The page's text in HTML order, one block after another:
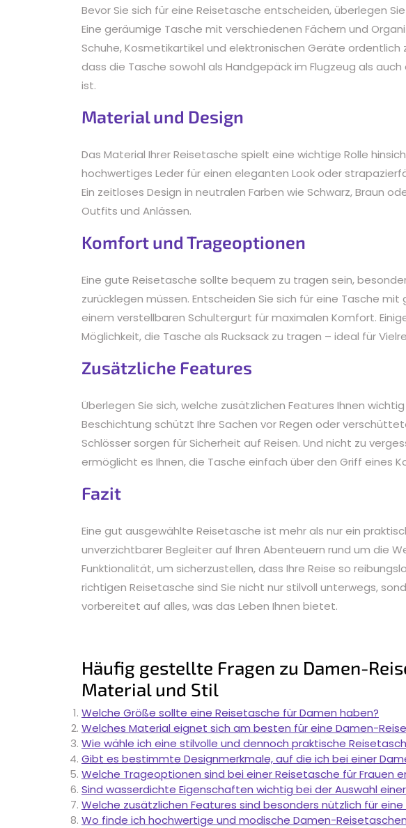
Bevor Sie sich für eine Reisetasche entscheiden, überlegen
Eine geräumige Tasche mit verschiedenen Fächern und
Schuhe, Kosmetikartikel und elektronischen Geräte ordentlich
dass die Tasche sowohl als Handgepäck im Flugzeug als
ist.
Material und Design
Das Material Ihrer Reisetasche spielt eine wichtige Rolle
hochwertiges Leder für einen eleganten Look oder
Ein zeitloses Design in neutralen Farben wie Schwarz, Braun
Outfits und Anlässen.
Komfort und Trageoptionen
Eine gute Reisetasche sollte bequem zu tragen sein,
zurücklegen müssen. Entscheiden Sie sich für eine Tasche
einem verstellbaren Schultergurt für maximalen Komfort.
Möglichkeit, die Tasche als Rucksack zu tragen – ideal für
Zusätzliche Features
Überlegen Sie sich, welche zusätzlichen Features Ihnen
Beschichtung schützt Ihre Sachen vor Regen oder
Schlösser sorgen für Sicherheit auf Reisen. Und nicht zu
ermöglicht es Ihnen, die Tasche einfach über den Griff eines
Fazit
Eine gut ausgewählte Reisetasche ist mehr als nur ein
unverzichtbarer Begleiter auf Ihren Abenteuern rund um die
Funktionalität, um sicherzustellen, dass Ihre Reise so
richtigen Reisetasche sind Sie nicht nur stilvoll unterwegs,
vorbereitet auf alles, was das Leben Ihnen bietet.
Häufig gestellte Fragen zu Damen-
Material und Stil
Welche Größe sollte eine Reisetasche für Damen haben?
Welches Material eignet sich am besten für eine Damen-
Wie wähle ich eine stilvolle und dennoch praktische
Gibt es bestimmte Designmerkmale, auf die ich bei einer
Welche Trageoptionen sind bei einer Reisetasche für Frauen
Sind wasserdichte Eigenschaften wichtig bei der Auswahl
Welche zusätzlichen Features sind besonders nützlich für
Wo finde ich hochwertige und modische Damen-